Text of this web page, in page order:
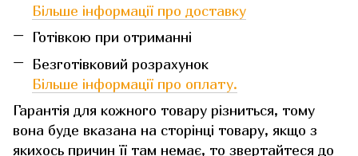
Більше інформації про доставку
Готівкою при отриманні
Безготівковий розрахунок
Більше інформації про оплату.
Гарантія для кожного товару різниться, тому
вона буде вказана на сторінці товару, якщо з
якихось причин її там немає, то звертайтеся до